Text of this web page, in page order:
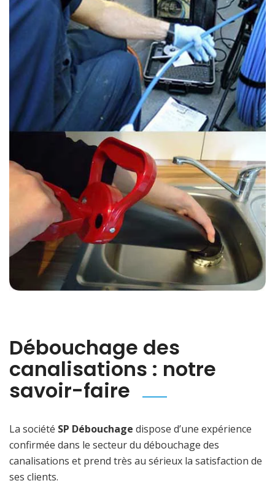
Débouchage des
canalisations : notre
savoir-faire
La société SP Débouchage dispose d’une expérience
confirmée dans le secteur du débouchage des
canalisations et prend très au sérieux la satisfaction de
ses clients.